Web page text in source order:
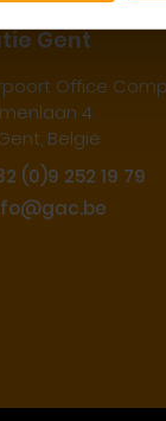
Gent
Office
4
België
(0)9 252 19 79